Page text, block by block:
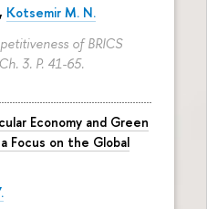
, Kotsemir M. N.
of BRICS
3. P. 41-65.
Economy and Green
Focus on the Global